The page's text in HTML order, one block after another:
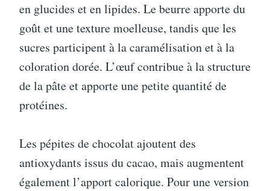
en glucides et en lipides. Le beurre apporte du
goût et une texture moelleuse, tandis que les
sucres participent à la caramélisation et à la
coloration dorée. L’œuf contribue à la structure
de la pâte et apporte une petite quantité de
protéines.
Les pépites de chocolat ajoutent des
antioxydants issus du cacao, mais augmentent
également l’apport calorique. Pour une version